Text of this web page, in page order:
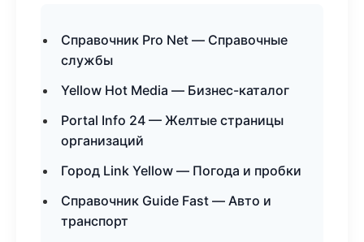
Справочник Pro Net — Справочные
службы
Yellow Hot Media — Бизнес-каталог
Portal Info 24 — Желтые страницы
организаций
Город Link Yellow — Погода и пробки
Справочник Guide Fast — Авто и
транспорт